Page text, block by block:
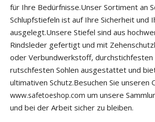
für Ihre Bedürfnisse.Unser Sortiment an
Schlupfstiefeln ist auf Ihre Sicherheit und
ausgelegt.Unsere Stiefel sind aus
Rindsleder gefertigt und mit
oder Verbundwerkstoff, durchstichfesten
rutschfesten Sohlen ausgestattet und
ultimativen Schutz.Besuchen Sie unseren
www.safetoeshop.com um unsere
und bei der Arbeit sicher zu bleiben.